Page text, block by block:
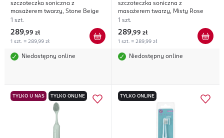
szczoteczka soniczna z
masażerem twarzy, Stone Beige
1 szt.
289,99 zł
1 szt. = 289,99 zł
Niedostępny online
szczoteczka soniczna z
masażerem twarzy, Misty Rose
1 szt.
289,99 zł
1 szt. = 289,99 zł
Niedostępny online
TYLKO U NAS TYLKO ONLINE TYLKO ONLINE